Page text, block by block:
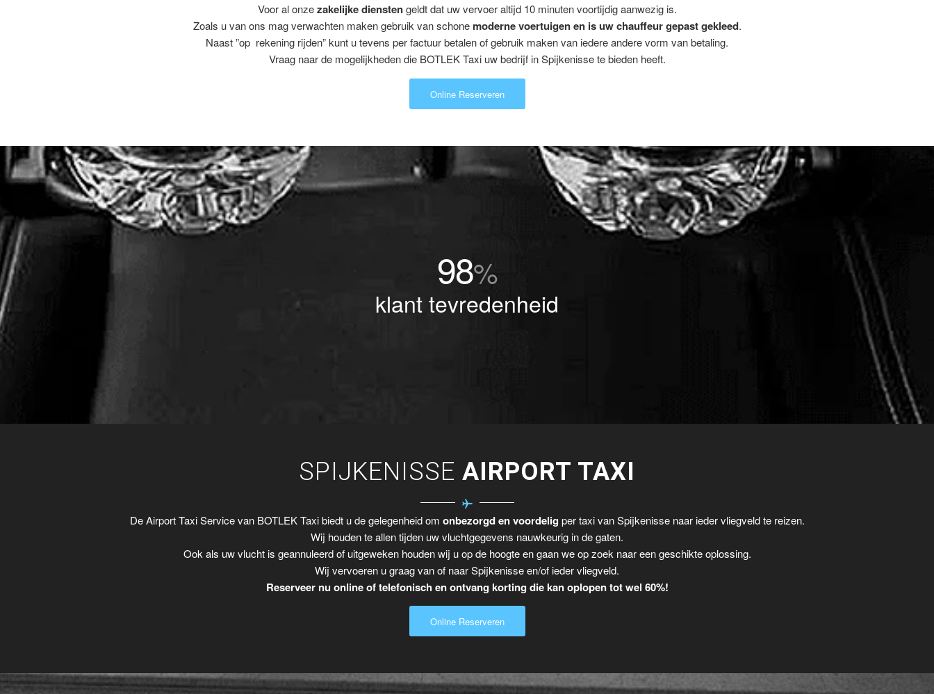
Voor al onzezakelijke dienstengeldt dat uw vervoer altijd 10 minuten voortijdig aanwezig is.
Zoals u van ons mag verwachten maken gebruik van schone moderne voertuigen en is uw chauffeur gepast gekleed.
Naast ”op rekening rijden” kunt u tevens per factuur betalen of gebruik maken van iedere andere vorm van betaling.
Vraag naar de mogelijkheden die BOTLEK Taxi uw bedrijf in Spijkenisse te bieden heeft.
Online Reserveren
98%
klant tevredenheid
SPIJKENISSE AIRPORT TAXI
De Airport Taxi Service van BOTLEK Taxi biedt u de gelegenheid om onbezorgd en voordelig per taxi van Spijkenisse naar ieder vliegveld te reizen.
Wij houden te allen tijden uw vluchtgegevens nauwkeurig in de gaten.
Ook als uw vlucht is geannuleerd of uitgeweken houden wij u op de hoogte en gaan we op zoek naar een geschikte oplossing.
Wij vervoeren u graag van of naar Spijkenisse en/of ieder vliegveld.
Reserveer nu online of telefonisch en ontvang korting die kan oplopen tot wel 60%!
Online Reserveren